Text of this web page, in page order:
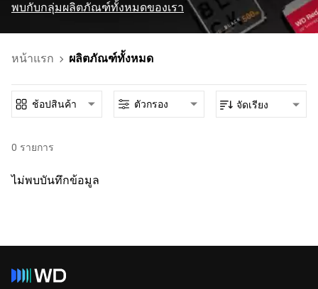
พบกับกลุ่มผลิตภัณฑ์ทั้งหมดของเรา
หน้าแรก ผลิตภัณฑ์ทั้งหมด
0 รายการ
ช้อปสินค้า ตัวกรอง จัดเรียง
ไม่พบบันทึกข้อมูล